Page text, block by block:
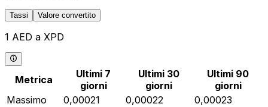
Tassi Valore convertito
1 AED a XPD
Metrica
Ultimi 7
giorni
Ultimi 30
giorni
Ultimi 90
giorni
Massimo
0,00021 0,00022
0,00023